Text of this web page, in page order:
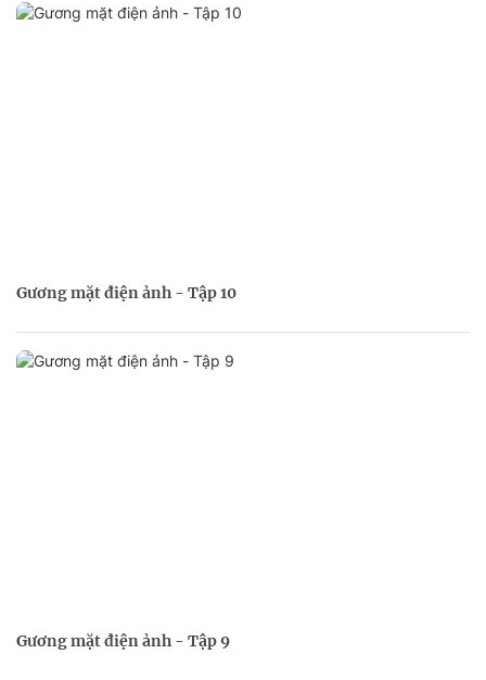
Gương mặt điện ảnh - Tập 10
Gương mặt điện ảnh - Tập 9